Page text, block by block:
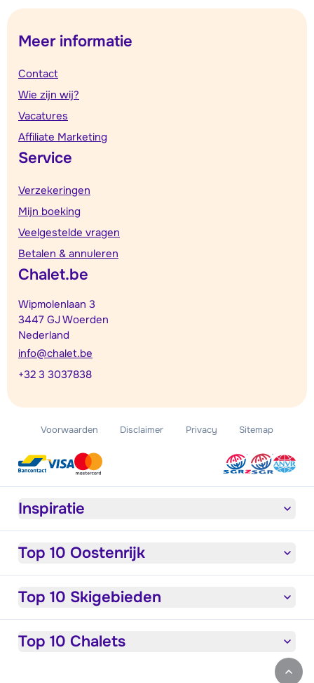
Meer informatie
Contact
Wie zijn wij?
Vacatures
Affiliate Marketing
Service
Verzekeringen
Mijn boeking
Veelgestelde vragen
Betalen & annuleren
Chalet.be
Wipmolenlaan 3
3447 GJ Woerden
Nederland
info@chalet.be
+32 3 3037838
Voorwaarden Disclaimer Privacy Sitemap
Inspiratie
Top 10 Oostenrijk
Top 10 Skigebieden
Top 10 Chalets